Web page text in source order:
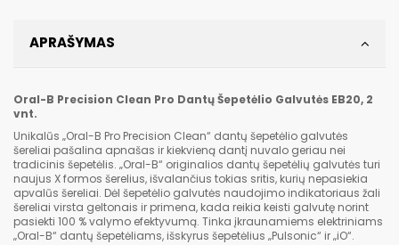
APRAŠYMAS
Oral-B Precision Clean Pro Dantų Šepetėlio Galvutės EB20, 2
vnt.
Unikalūs „Oral-B Pro Precision Clean“ dantų šepetėlio galvutės
šereliai pašalina apnašas ir kiekvieną dantį nuvalo geriau nei
tradicinis šepetėlis. „Oral-B“ originalios dantų šepetėlių galvutės turi
naujus X formos šerelius, išvalančius tokias sritis, kurių nepasiekia
apvalūs šereliai. Dėl šepetėlio galvutės naudojimo indikatoriaus žali
šereliai virsta geltonais ir primena, kada reikia keisti galvutę norint
pasiekti 100 % valymo efektyvumą. Tinka įkraunamiems elektriniams
„Oral-B“ dantų šepetėliams, išskyrus šepetėlius „Pulsonic“ ir „iO“.